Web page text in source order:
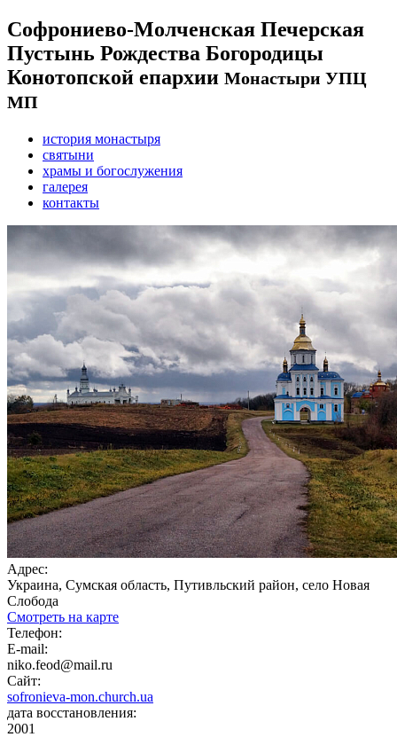
Софрониево-Молченская Печерская
Пустынь Рождества Богородицы
Конотопской епархии Монастыри УПЦ
МП
история монастыря
святыни
храмы и богослужения
галерея
контакты
Адрес:
Украина, Сумская область, Путивльский район, село Новая
Слобода
Смотреть на карте
Телефон:
E-mail:
niko.feod@mail.ru
Сайт:
sofronieva-mon.church.ua
дата восстановления:
2001